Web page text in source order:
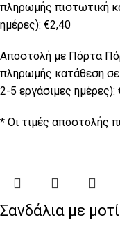
πληρωμής πιστωτική
ημέρες): €2,40
Αποστολή με Πόρτα
πληρωμής κατάθεση
2-5 εργάσιμες ημέρες):
* Οι τιμές αποστολής
Σανδάλια με